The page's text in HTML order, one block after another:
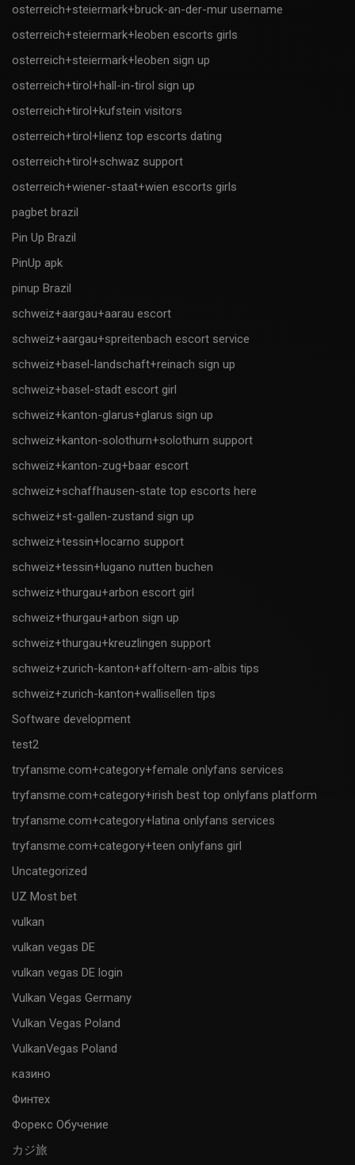
osterreich+steiermark+bruck-an-der-mur username
osterreich+steiermark+leoben escorts girls
osterreich+steiermark+leoben sign up
osterreich+tirol+hall-in-tirol sign up
osterreich+tirol+kufstein visitors
osterreich+tirol+lienz top escorts dating
osterreich+tirol+schwaz support
osterreich+wiener-staat+wien escorts girls
pagbet brazil
Pin Up Brazil
PinUp apk
pinup Brazil
schweiz+aargau+aarau escort
schweiz+aargau+spreitenbach escort service
schweiz+basel-landschaft+reinach sign up
schweiz+basel-stadt escort girl
schweiz+kanton-glarus+glarus sign up
schweiz+kanton-solothurn+solothurn support
schweiz+kanton-zug+baar escort
schweiz+schaffhausen-state top escorts here
schweiz+st-gallen-zustand sign up
schweiz+tessin+locarno support
schweiz+tessin+lugano nutten buchen
schweiz+thurgau+arbon escort girl
schweiz+thurgau+arbon sign up
schweiz+thurgau+kreuzlingen support
schweiz+zurich-kanton+affoltern-am-albis tips
schweiz+zurich-kanton+wallisellen tips
Software development
test2
tryfansme.com+category+female onlyfans services
tryfansme.com+category+irish best top onlyfans platform
tryfansme.com+category+latina onlyfans services
tryfansme.com+category+teen onlyfans girl
Uncategorized
UZ Most bet
vulkan
vulkan vegas DE
vulkan vegas DE login
Vulkan Vegas Germany
Vulkan Vegas Poland
VulkanVegas Poland
казино
Финтех
Форекс Обучение
カジ旅